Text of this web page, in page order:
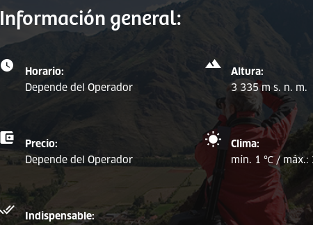
Información general:
Horario:
Depende del Operador
Precio:
Depende del Operador
Indispensable:
Altura:
3 335 m s. n. m.
Clima:
mín. 1 ℃ /